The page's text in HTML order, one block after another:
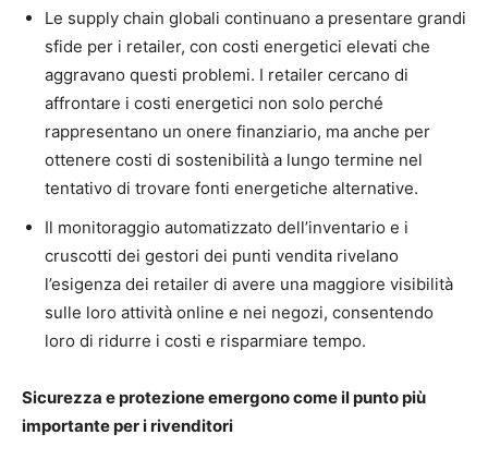
Le supply chain globali continuano a presentare grandi
sfide per i retailer, con costi energetici elevati che
aggravano questi problemi. I retailer cercano di
affrontare i costi energetici non solo perché
rappresentano un onere finanziario, ma anche per
ottenere costi di sostenibilità a lungo termine nel
tentativo di trovare fonti energetiche alternative.
Il monitoraggio automatizzato dell’inventario e i
cruscotti dei gestori dei punti vendita rivelano
l’esigenza dei retailer di avere una maggiore visibilità
sulle loro attività online e nei negozi, consentendo
loro di ridurre i costi e risparmiare tempo.
Sicurezza e protezione emergono come il punto più
importante per i rivenditori